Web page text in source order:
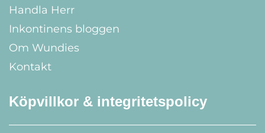
Handla Herr
Inkontinens bloggen
Om Wundies
Kontakt
Köpvillkor & integritetspolicy